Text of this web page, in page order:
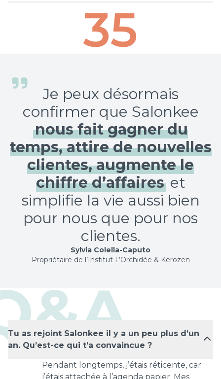
35
Je peux désormais
confirmer que Salonkee
nous fait gagner du
temps, attire de nouvelles
clientes, augmente le
chiffre d’affaireset
simplifie la vie aussi bien
pour nous que pour nos
clientes.
Sylvia Colella-Caputo
Propriétaire de l’Institut L’Orchidée & Kerozen
Tu as rejoint Salonkee il y a un peu plus d’un
an. Qu’est-ce qui t’a convaincue ?
Pendant longtemps, j’étais réticente, car
j’étais attachée à l’agenda papier. Mes